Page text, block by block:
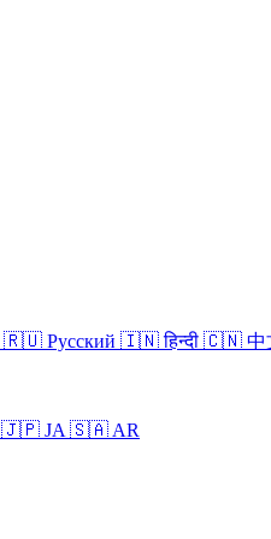
🇷🇺 Русский 🇮🇳 हिन्दी 🇨🇳 中
🇯🇵 JA 🇸🇦 AR